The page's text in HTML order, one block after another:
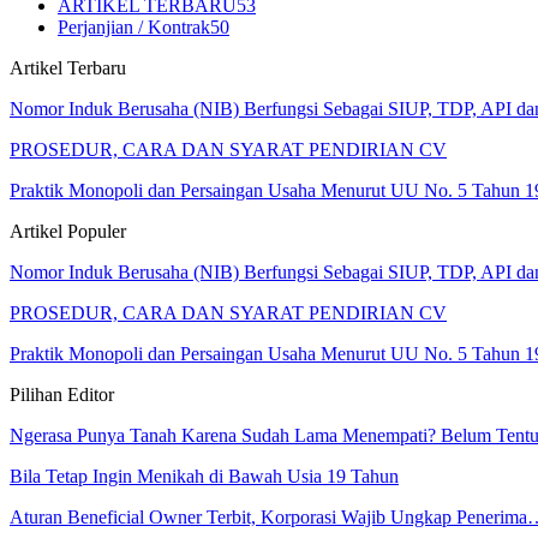
ARTIKEL TERBARU53
Perjanjian / Kontrak50
Artikel Terbaru
Nomor Induk Berusaha (NIB) Berfungsi Sebagai SIUP, TDP, API
PROSEDUR, CARA DAN SYARAT PENDIRIAN CV
Praktik Monopoli dan Persaingan Usaha Menurut UU No. 5 Tahun
Artikel Populer
Nomor Induk Berusaha (NIB) Berfungsi Sebagai SIUP, TDP, API
PROSEDUR, CARA DAN SYARAT PENDIRIAN CV
Praktik Monopoli dan Persaingan Usaha Menurut UU No. 5 Tahun
Pilihan Editor
Ngerasa Punya Tanah Karena Sudah Lama Menempati? Belum
Bila Tetap Ingin Menikah di Bawah Usia 19 Tahun
Aturan Beneficial Owner Terbit, Korporasi Wajib Ungkap